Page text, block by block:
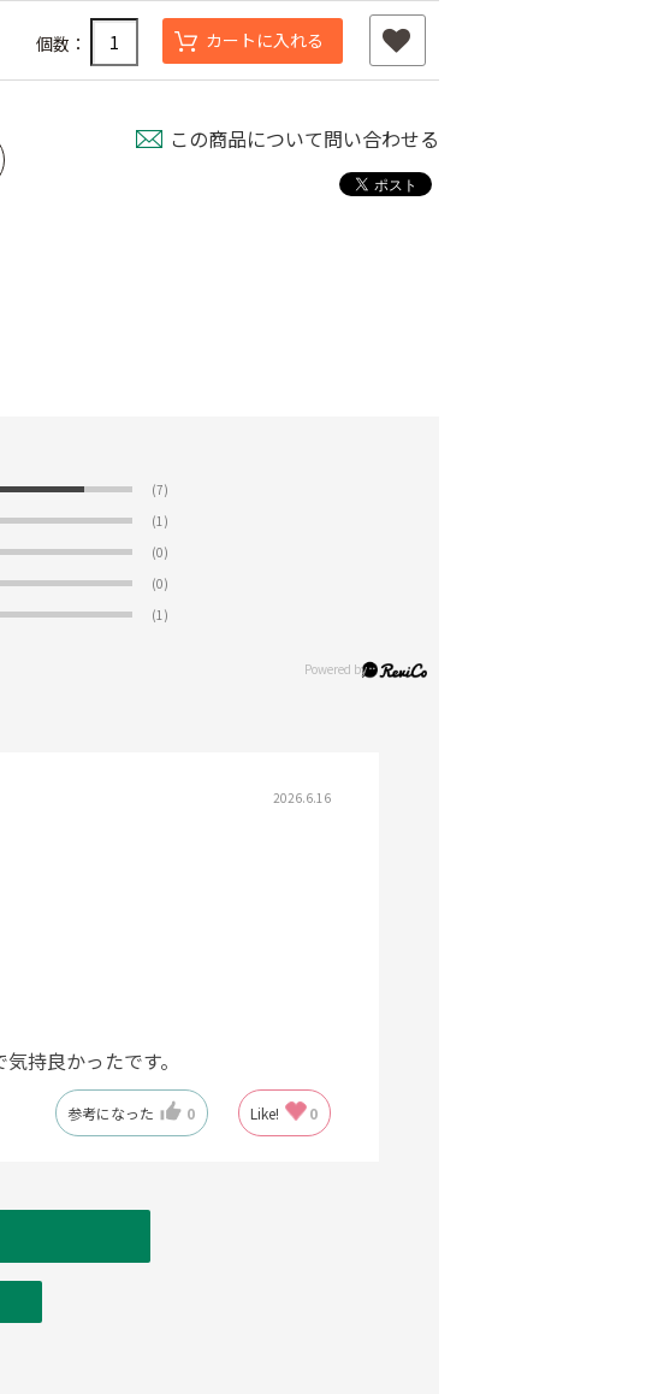
ル
ワンタッチニップル
チューブフィルター
￥440
個数： カートに入れる
この商品について問い合わせる
(7)
(1)
(0)
(0)
(1)
2026.6.16
持良かったです。
参考になった 0 Like! 0